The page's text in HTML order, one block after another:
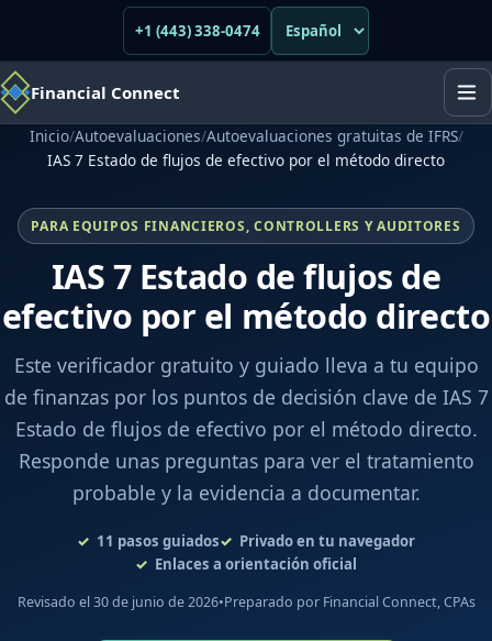
+1 (443) 338-0474
Financial Connect
Inicio/Autoevaluaciones/Autoevaluaciones gratuitas de IFRS/
IAS 7 Estado de flujos de efectivo por el método directo
PARA EQUIPOS FINANCIEROS, CONTROLLERS Y AUDITORES
IAS 7 Estado de flujos de
efectivo por el método directo
Este verificador gratuito y guiado lleva a tu equipo
de finanzas por los puntos de decisión clave de IAS 7
Estado de flujos de efectivo por el método directo.
Responde unas preguntas para ver el tratamiento
probable y la evidencia a documentar.
11 pasos guiados
Privado en tu navegador
Enlaces a orientación oficial
Revisado el 30 de junio de 2026•Preparado por Financial Connect, CPAs